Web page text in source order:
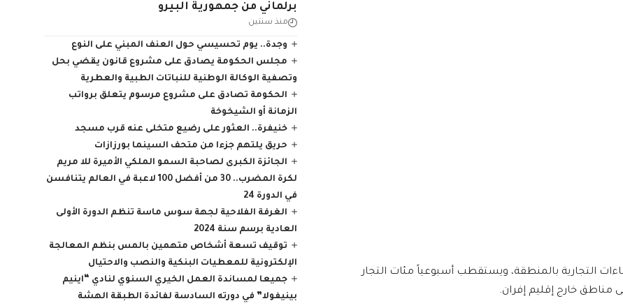
التجارية بالمنطقة، ويستقطب أسبوعياً مئات التجار
مناطق خارج إقليم إفران.
برلماني من جمهورية البيرو
منذ سنتين
وجدة.. يوم تحسيسي حول العنف المبني على النوع
مجلس الحكومة يصادق على مشروع قانون يقضي بحل
وتصفية الوكالة الوطنية للنباتات الطبية والعطرية
الحكومة تصادق على مشروع مرسوم يتعلق برواتب
الزمانة أو الشيخوخة
خنيفرة.. العثور على رضيع متخلى عنه قرب مسجد
حريق يلتهم جزءا من متحف السينما بورزازات
الجائزة الكبرى لصاحبة السمو الملكي الأميرة للا مريم
لكرة المضرب.. 30 من أفضل 100 لاعبة في العالم يتنافسن
في الدورة 24
الغرفة الفلاحية لجهة سوس ماسة تنظم الدورة الأولى
العادية برسم سنة 2024
توقيف تسعة أشخاص متهمين بالمس بنظم المعالجة
الإلكترونية للمعطيات البنكية والنصب والاحتيال
جميعا لمساندة العمل الخيري السنوي لنادي “اينيم
بينيفولا” في دورته السادسة لفائدة الطبقة الهشة